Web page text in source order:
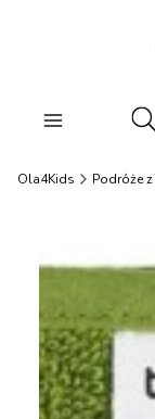
Ola4Kids Podróże